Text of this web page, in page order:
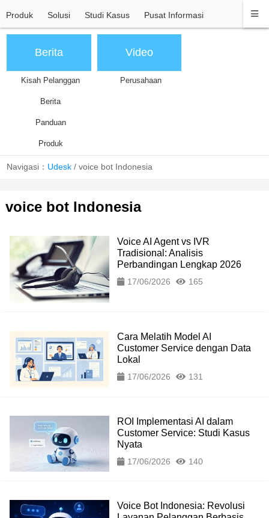
Produk Solusi Studi Kasus Pusat Informasi
Berita
Kisah Pelanggan
Berita
Panduan
Produk
Video
Perusahaan
Navigasi： Udesk /voice bot Indonesia
voice bot Indonesia
Voice AI Agent vs IVR
Tradisional: Analisis
Perbandingan Lengkap 2026
17/06/2026 165
Cara Melatih Model AI
Customer Service dengan Data
Lokal
17/06/2026 131
ROI Implementasi AI dalam
Customer Service: Studi Kasus
Nyata
17/06/2026 140
Voice Bot Indonesia: Revolusi